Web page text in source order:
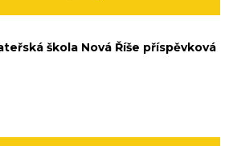
škola Nová Říše příspěvková